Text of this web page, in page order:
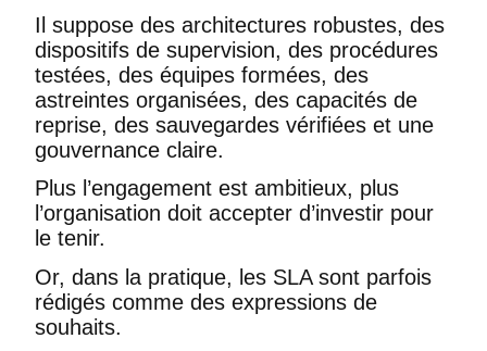
Il suppose des architectures robustes, des
dispositifs de supervision, des procédures
testées, des équipes formées, des
astreintes organisées, des capacités de
reprise, des sauvegardes vérifiées et une
gouvernance claire.
Plus l’engagement est ambitieux, plus
l’organisation doit accepter d’investir pour
le tenir.
Or, dans la pratique, les SLA sont parfois
rédigés comme des expressions de
souhaits.